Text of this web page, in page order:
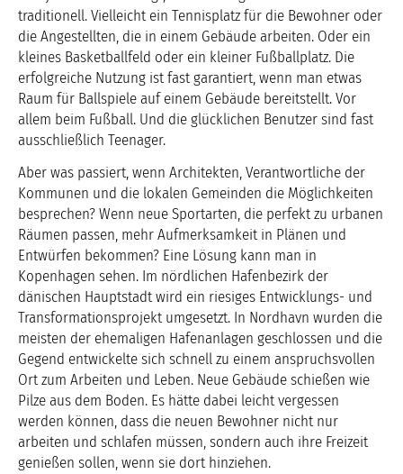
traditionell. Vielleicht ein Tennisplatz für die Bewohner oder
die Angestellten, die in einem Gebäude arbeiten. Oder ein
kleines Basketballfeld oder ein kleiner Fußballplatz. Die
erfolgreiche Nutzung ist fast garantiert, wenn man etwas
Raum für Ballspiele auf einem Gebäude bereitstellt. Vor
allem beim Fußball. Und die glücklichen Benutzer sind fast
ausschließlich Teenager.
Aber was passiert, wenn Architekten, Verantwortliche der
Kommunen und die lokalen Gemeinden die Möglichkeiten
besprechen? Wenn neue Sportarten, die perfekt zu urbanen
Räumen passen, mehr Aufmerksamkeit in Plänen und
Entwürfen bekommen? Eine Lösung kann man in
Kopenhagen sehen. Im nördlichen Hafenbezirk der
dänischen Hauptstadt wird ein riesiges Entwicklungs- und
Transformationsprojekt umgesetzt. In Nordhavn wurden die
meisten der ehemaligen Hafenanlagen geschlossen und die
Gegend entwickelte sich schnell zu einem anspruchsvollen
Ort zum Arbeiten und Leben. Neue Gebäude schießen wie
Pilze aus dem Boden. Es hätte dabei leicht vergessen
werden können, dass die neuen Bewohner nicht nur
arbeiten und schlafen müssen, sondern auch ihre Freizeit
genießen sollen, wenn sie dort hinziehen.